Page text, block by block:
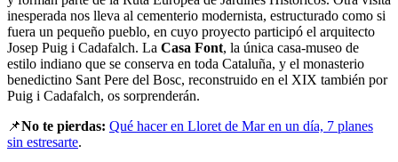
inesperada nos lleva al cementerio modernista, estructurado como si
fuera un pequeño pueblo, en cuyo proyecto participó el arquitecto
Josep Puig i Cadafalch. La Casa Font, la única casa-museo de
estilo indiano que se conserva en toda Cataluña, y el monasterio
benedictino Sant Pere del Bosc, reconstruido en el XIX también por
Puig i Cadafalch, os sorprenderán.
📌No te pierdas: Qué hacer en Lloret de Mar en un día, 7 planes
sin estresarte.